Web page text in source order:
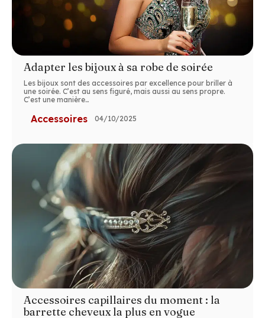
Adapter les bijoux à sa robe de soirée
Les bijoux sont des accessoires par excellence pour briller à
une soirée. C’est au sens figuré, mais aussi au sens propre.
C’est une manière…
Accessoires 04/10/2025
Accessoires capillaires du moment : la
barrette cheveux la plus en vogue